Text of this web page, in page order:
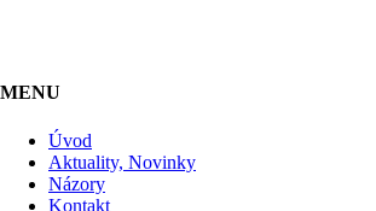
MENU
Úvod
Aktuality, Novinky
Názory
Kontakt